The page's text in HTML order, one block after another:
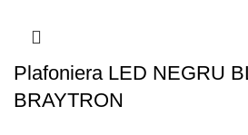
Plafoniera LED NEGRU
BRAYTRON